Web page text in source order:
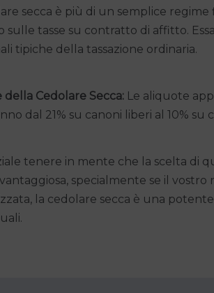
secca è più di un semplice
sulle tasse su contratto di affitto.
tipiche della tassazione ordinaria.
Cedolare Secca: Le aliquote
dal 21% su canoni liberi al 10% su
tenere in mente che la scelta di
specialmente se il
la cedolare secca è una